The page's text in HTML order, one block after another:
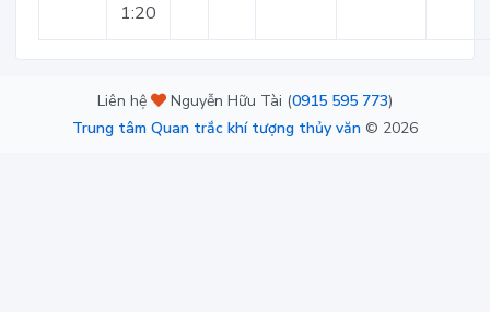
1:20
Liên hệ Nguyễn Hữu Tài (0915 595 773)
Trung tâm Quan trắc khí tượng thủy văn © 2026